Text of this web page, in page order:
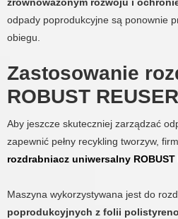
zrównoważonym rozwoju i
odpady poprodukcyjne są ponownie
obiegu.
Zastosowanie
ROBUST
Aby jeszcze skuteczniej zarządzać
zapewnić pełny recykling tworzyw,
rozdrabniacz uniwersalny ROBUST
Maszyna wykorzystywana jest do
poprodukcyjnych z folii